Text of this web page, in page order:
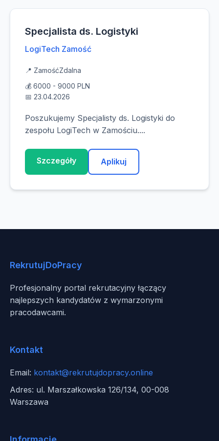
Specjalista ds. Logistyki
LogiTech Zamość
📍 ZamośćZdalna
💰 6000 - 9000 PLN
📅 23.04.2026
Poszukujemy Specjalisty ds. Logistyki do
zespołu LogiTech w Zamościu....
Szczegóły Aplikuj
RekrutujDoPracy
Profesjonalny portal rekrutacyjny łączący
najlepszych kandydatów z wymarzonymi
pracodawcami.
Kontakt
Email: kontakt@rekrutujdopracy.online
Adres: ul. Marszałkowska 126/134, 00-008
Warszawa